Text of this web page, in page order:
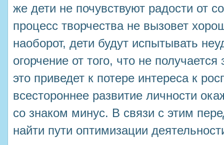
же дети не почувствуют радости от
процесс творчества не вызовет
наоборот, дети будут испытывать
огорчение от того, что не
это приведет к потере интереса к
всестороннее развитие личности
со знаком минус. В связи с этим
найти пути оптимизации